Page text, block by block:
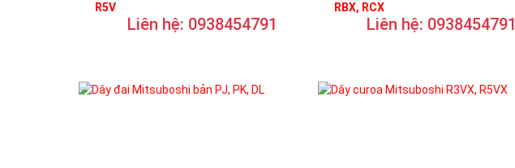
R5V
Liên hệ: 0938454791
RBX, RCX
Liên hệ: 0938454791